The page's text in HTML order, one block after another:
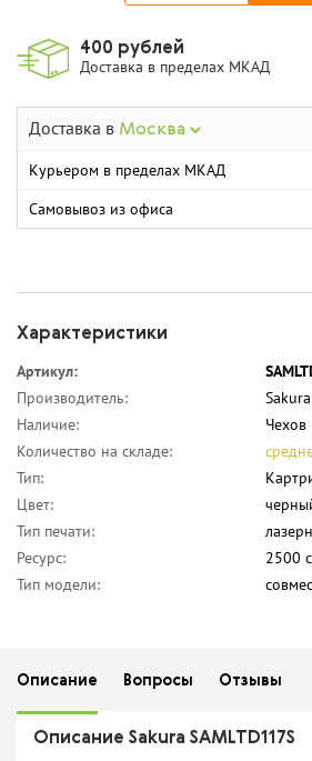
400 рублей
Доставка в пределах МКАД
Доставка в Москва
Курьером в пределах МКАД
Самовывоз из офиса
Характеристики
Артикул:
Производитель:
Sakura
Наличие:
Чехов
Количество на складе:
Тип:
Цвет:
Тип печати:
Ресурс:
2500
Тип модели:
Описание Вопросы Отзывы
Описание Sakura SAMLTD117S